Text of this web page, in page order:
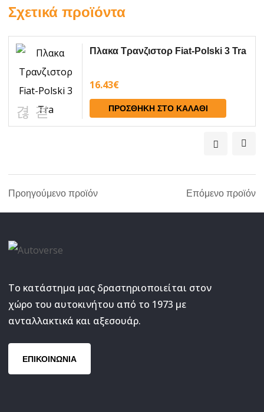
Σχετικά προϊόντα
Πλακα Τρανζιστορ Fiat-Polski 3 Tra
16.43€
ΠΡΟΣΘΉΚΗ ΣΤΟ ΚΑΛΆΘΙ
Προηγούμενο προϊόν Επόμενο προϊόν
Το κατάστημα μας δραστηριοποιείται στον
χώρο του αυτοκινήτου από το 1973 με
ανταλλακτικά και αξεσουάρ.
ΕΠΙΚΟΙΝΩΝΙΑ